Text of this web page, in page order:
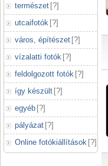
természet [?]
utcaifotók [?]
város, építészet [?]
vízalatti fotók [?]
feldolgozott fotók [?]
így készült [?]
egyéb [?]
pályázat [?]
Online fotókiállítások [?]